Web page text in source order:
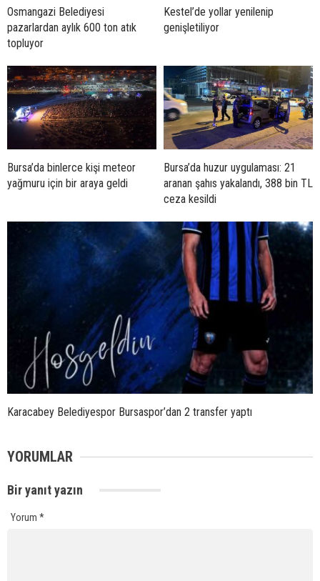
Osmangazi Belediyesi
pazarlardan aylık 600 ton atık
topluyor
Kestel’de yollar yenilenip
genişletiliyor
Bursa’da binlerce kişi meteor
yağmuru için bir araya geldi
Bursa’da huzur uygulaması: 21
aranan şahıs yakalandı, 388 bin TL
ceza kesildi
Karacabey Belediyespor Bursaspor’dan 2 transfer yaptı
YORUMLAR
Bir yanıt yazın
Yorum *